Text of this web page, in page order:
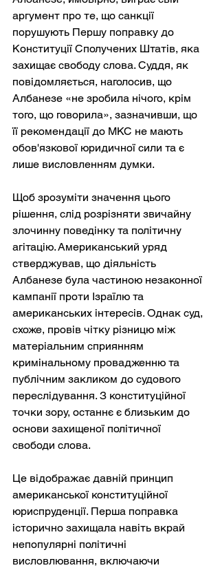
аргумент про те, що санкції
порушують Першу поправку до
Конституції Сполучених Штатів, яка
захищає свободу слова. Суддя, як
повідомляється, наголосив, що
Албанезе «не зробила нічого, крім
того, що говорила», зазначивши, що
її рекомендації до МКС не мають
обов'язкової юридичної сили та є
лише висловленням думки.
Щоб зрозуміти значення цього
рішення, слід розрізняти звичайну
злочинну поведінку та політичну
агітацію. Американський уряд
стверджував, що діяльність
Албанезе була частиною незаконної
кампанії проти Ізраїлю та
американських інтересів. Однак суд,
схоже, провів чітку різницю між
матеріальним сприянням
кримінальному провадженню та
публічним закликом до судового
переслідування. З конституційної
точки зору, останнє є близьким до
основи захищеної політичної
свободи слова.
Це відображає давній принцип
американської конституційної
юриспруденції. Перша поправка
історично захищала навіть вкрай
непопулярні політичні
висловлювання, включаючи